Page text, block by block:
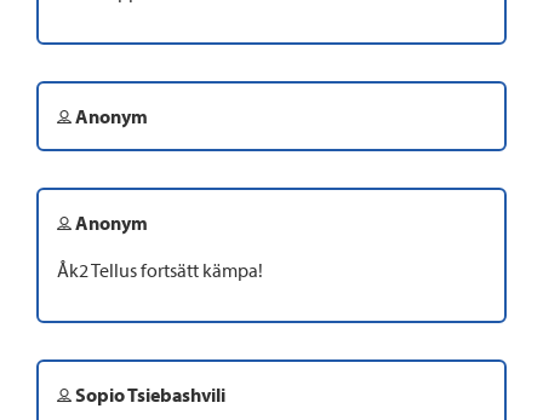
Anonym
Anonym
Åk2 Tellus fortsätt kämpa!
Sopio Tsiebashvili